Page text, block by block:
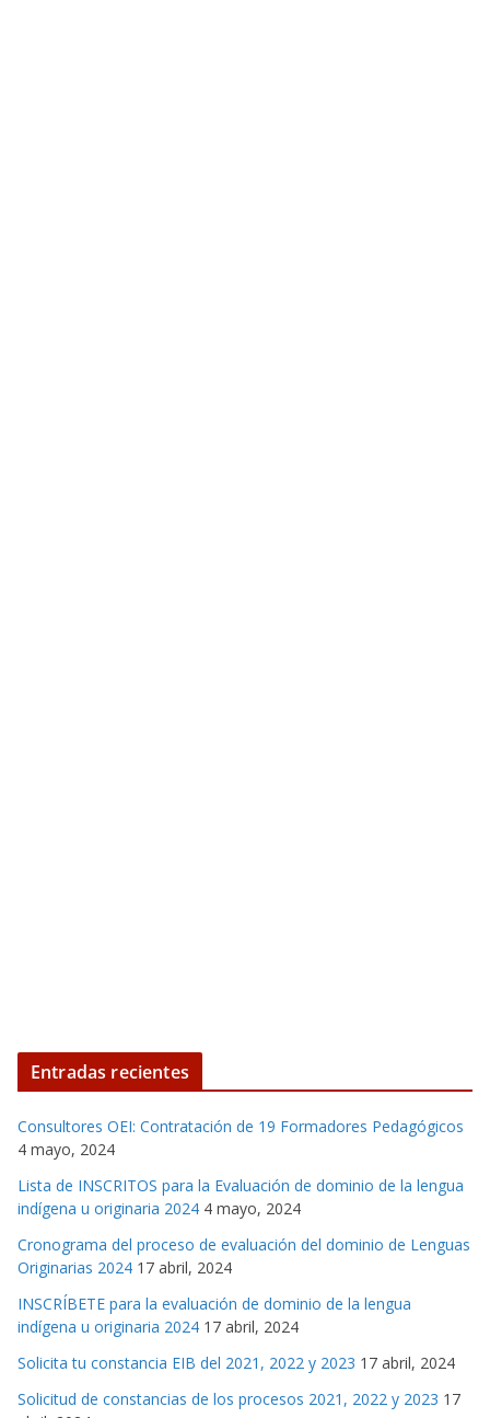
Entradas recientes
Consultores OEI: Contratación de 19 Formadores Pedagógicos
4 mayo, 2024
Lista de INSCRITOS para la Evaluación de dominio de la lengua
indígena u originaria 2024 4 mayo, 2024
Cronograma del proceso de evaluación del dominio de Lenguas
Originarias 2024 17 abril, 2024
INSCRÍBETE para la evaluación de dominio de la lengua
indígena u originaria 2024 17 abril, 2024
Solicita tu constancia EIB del 2021, 2022 y 2023 17 abril, 2024
Solicitud de constancias de los procesos 2021, 2022 y 2023 17